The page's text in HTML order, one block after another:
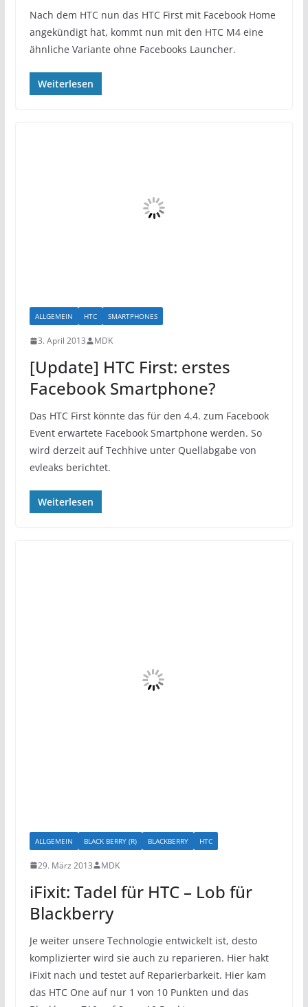
Nach dem HTC nun das HTC First mit Facebook Home
angekündigt hat, kommt nun mit den HTC M4 eine
ähnliche Variante ohne Facebooks Launcher.
Weiterlesen
ALLGEMEIN HTC SMARTPHONES
3. April 2013 MDK
[Update] HTC First: erstes
Facebook Smartphone?
Das HTC First könnte das für den 4.4. zum Facebook
Event erwartete Facebook Smartphone werden. So
wird derzeit auf Techhive unter Quellabgabe von
evleaks berichtet.
Weiterlesen
ALLGEMEIN BLACK BERRY (R) BLACKBERRY HTC
29. März 2013 MDK
iFixit: Tadel für HTC – Lob für
Blackberry
Je weiter unsere Technologie entwickelt ist, desto
komplizierter wird sie auch zu reparieren. Hier hakt
iFixit nach und testet auf Reparierbarkeit. Hier kam
das HTC One auf nur 1 von 10 Punkten und das